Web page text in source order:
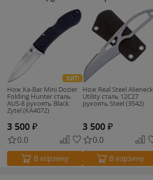
ХИТ!
Нож Ka-Bar Mini Dozier
Folding Hunter сталь
AUS-8 рукоять Black
Zytel (KA4072)
3 500 ₽
0.0
В корзину
Нож Real Steel Alieneck
Utility сталь 12C27
рукоять Steel (3542)
3 500 ₽
0.0
В корзину